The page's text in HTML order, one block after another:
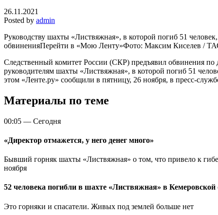
26.11.2021
Posted by admin
Руководству шахты «Листвяжная», в которой погиб 51
обвиненияПерейти в «Мою Ленту»Фото: Максим Киселев /
Следственный комитет России (СКР) предъявил обвинения
руководителям шахты «Листвяжная», в которой погиб 51
этом «Ленте.ру» сообщили в пятницу, 26 ноября, в пресс-
Материалы по теме
00:05 — Сегодня
«Директор отмажется, у него денег много»
Бывший горняк шахты «Листвяжная» о том, что привело к
ноября
52 человека погибли в шахте «Листвяжная» в Кемеровской
Это горняки и спасатели. Живых под землей больше нет